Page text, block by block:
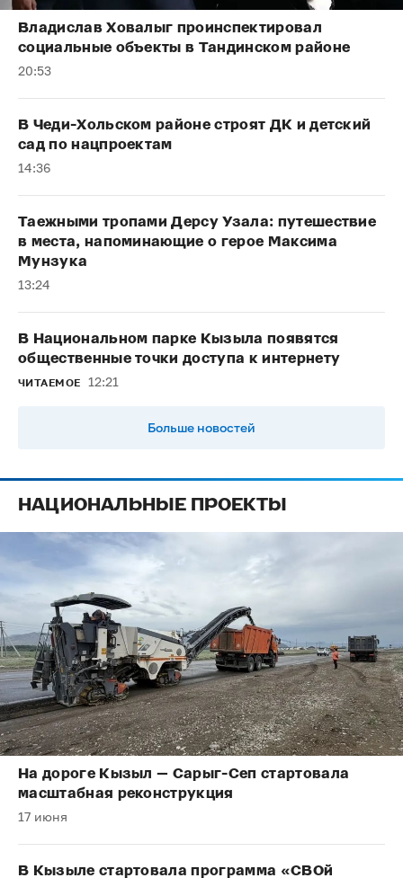
Владислав Ховалыг проинспектировал
социальные объекты в Тандинском районе
20:53
В Чеди-Хольском районе строят ДК и детский
сад по нацпроектам
14:36
Таежными тропами Дерсу Узала: путешествие
в места, напоминающие о герое Максима
Мунзука
13:24
В Национальном парке Кызыла появятся
общественные точки доступа к интернету
ЧИТАЕМОЕ 12:21
Больше новостей
НАЦИОНАЛЬНЫЕ ПРОЕКТЫ
На дороге Кызыл — Сарыг-Сеп стартовала
масштабная реконструкция
17 июня
В Кызыле стартовала программа «СВОй